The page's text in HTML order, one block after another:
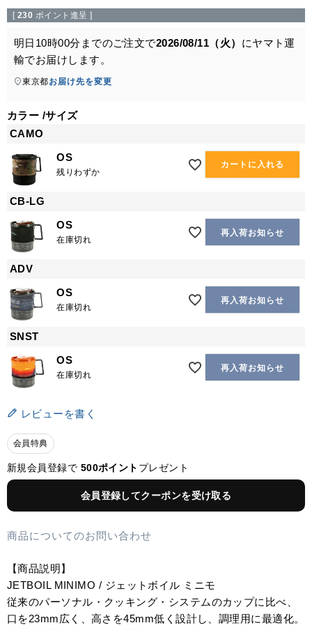
[ 230 ポイント進呈 ]
明日 10時00分 までのご注文で2026/08/11（火） にヤマト運
輸でお届けします。
東京都お届け先を変更
カラー サイズ
CAMO
OS
残りわずか
カートに入れる
CB-LG
OS
在庫切れ
再入荷お知らせ
ADV
OS
在庫切れ
再入荷お知らせ
SNST
OS
在庫切れ
再入荷お知らせ
レビューを書く
会員特典
新規会員登録で 500ポイント プレゼント
会員登録してクーポンを受け取る
商品についてのお問い合わせ
【商品説明】
JETBOIL MINIMO / ジェットボイル ミニモ
従来のパーソナル・クッキング・システムのカップに比べ、
口を23mm広く、高さを45mm低く設計し、調理用に最適化。